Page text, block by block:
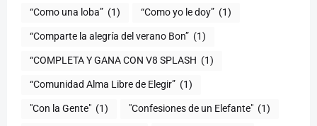
“Como una loba” (1) “Como yo le doy” (1)
“Comparte la alegría del verano Bon” (1)
“COMPLETA Y GANA CON V8 SPLASH (1)
“Comunidad Alma Libre de Elegir” (1)
"Con la Gente" (1) "Confesiones de un Elefante" (1)